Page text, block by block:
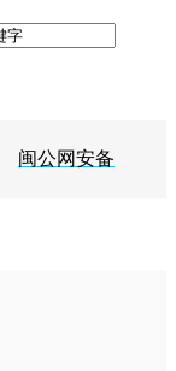
闽公网安备